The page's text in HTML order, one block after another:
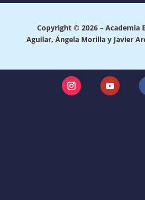
Copyright © 2026 – Academia
Aguilar, Ángela Morilla y Javier
Instagram YouTube